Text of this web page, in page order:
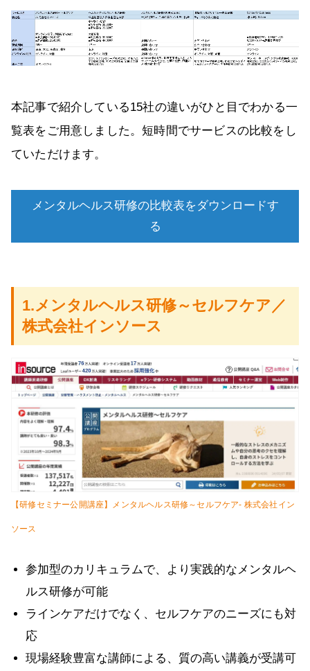
本記事で紹介している15社の違いがひと目でわかる一
覧表をご用意しました。短時間でサービスの比較をし
ていただけます。
メンタルヘルス研修の比較表をダウンロードす
る
1.メンタルヘルス研修～セルフケア／
株式会社インソース
【研修セミナー公開講座】メンタルヘルス研修～セルフケア- 株式会社イン
ソース
参加型のカリキュラムで、より実践的なメンタルヘ
ルス研修が可能
ラインケアだけでなく、セルフケアのニーズにも対
応
現場経験豊富な講師による、質の高い講義が受講可